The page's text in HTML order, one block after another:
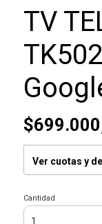
TV
Ver cuotas y
Cantidad